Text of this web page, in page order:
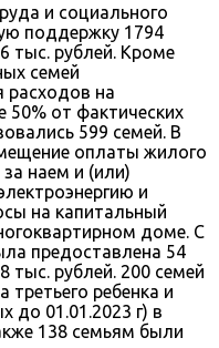
и социального
поддержку 1794
тыс. рублей. Кроме
семей
расходов на
50% от фактических
599 семей. В
оплаты жилого
наем и (или)
и
на капитальный
доме. С
предоставлена 54
рублей. 200 семей
ребенка и
до 01.01.2023 г) в
138 семьям были